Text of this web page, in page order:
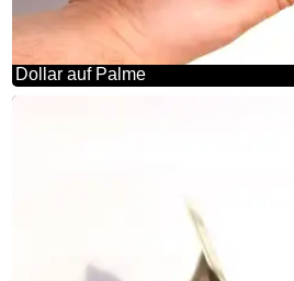
Dollar auf Palme